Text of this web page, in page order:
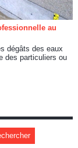
au
dégâts des eaux
des particuliers ou